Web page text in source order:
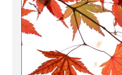
작하기 전에는 동서고압
고, 장마기간에는 장마
지방과 제주도는 강수
이 적었다. [6월 강수량